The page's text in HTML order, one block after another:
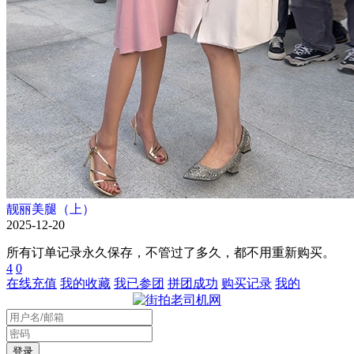
靓丽美腿（上）
2025-12-20
所有订单记录永久保存，不管过了多久，都不用重新购买。
4 0
在线充值 我的收藏 我已参团 拼团成功 购买记录 我的